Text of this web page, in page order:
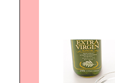
う！～